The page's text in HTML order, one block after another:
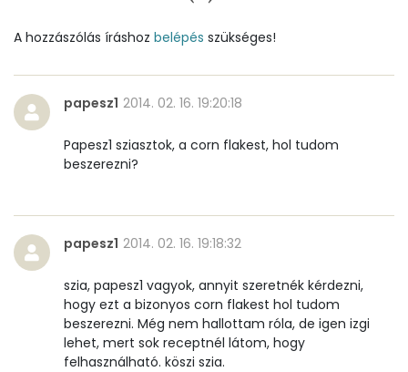
Foszfor
Nátrium
60 mg
Mangán
0 mg
Szénhidrát
Összesen
19.3 g
Cukor
A hozzászólás íráshoz belépés szükséges!
papesz1 2014. 02. 16. 19:20:18
Papesz1 sziasztok, a corn flakest, hol tudom
beszerezni?
papesz1 2014. 02. 16. 19:18:32
szia, papesz1 vagyok, annyit szeretnék kérdezni,
hogy ezt a bizonyos corn flakest hol tudom
beszerezni. Még nem hallottam róla, de igen izgi
lehet, mert sok receptnél látom, hogy
felhasználható. köszi szia.